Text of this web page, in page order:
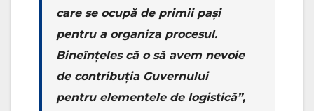
care se ocupă de primii pași
pentru a organiza procesul.
Bineînțeles că o să avem nevoie
de contribuția Guvernului
pentru elementele de logistică”,